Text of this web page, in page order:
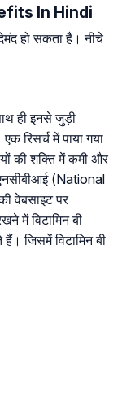
In Hindi
हो सकता है। नीचे
ही इनसे जुड़ी
रिसर्च में पाया गया
की शक्ति में कमी और
(National
वेबसाइट पर
में विटामिन बी
जिसमें विटामिन बी